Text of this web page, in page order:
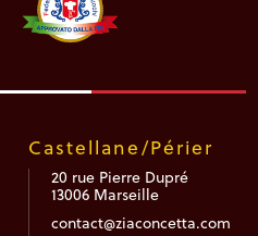
Castellane/Périer
20 rue Pierre Dupré
13006 Marseille
contact@ziaconcetta.com